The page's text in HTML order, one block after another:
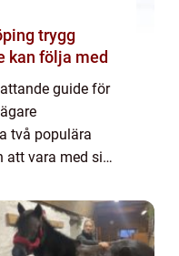
trygg
kan följa med
guide för
två populära
att vara med sin
din fyrbenta